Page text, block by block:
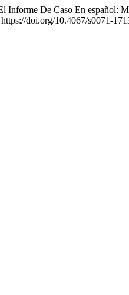
Informe De Caso En
doi.org/10.4067/s0071-